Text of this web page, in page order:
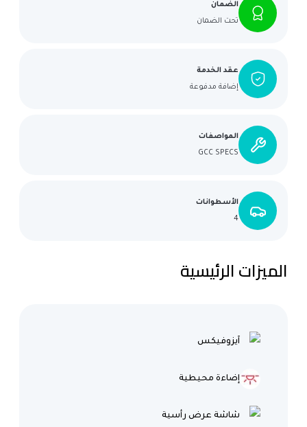
الضمان
تحت الضمان
عقد الخدمة
إضافة مدفوعة
المواصفات
GCC SPECS
الأسطوانات
4
الميزات الرئيسية
آيزوفيكس
إضاءة محيطية
شاشة عرض رأسية